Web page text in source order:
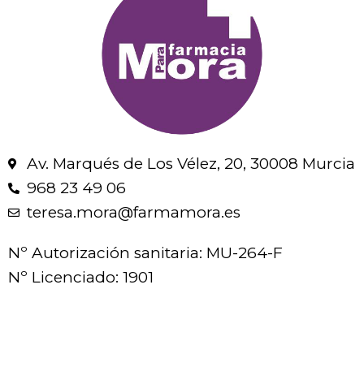
Av. Marqués de Los Vélez, 20, 30008 Murcia
968 23 49 06
teresa.mora@farmamora.es
Nº Autorización sanitaria: MU-264-F
Nº Licenciado: 1901